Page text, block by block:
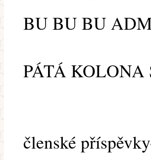
BU BU BU
PÁTÁ
členské